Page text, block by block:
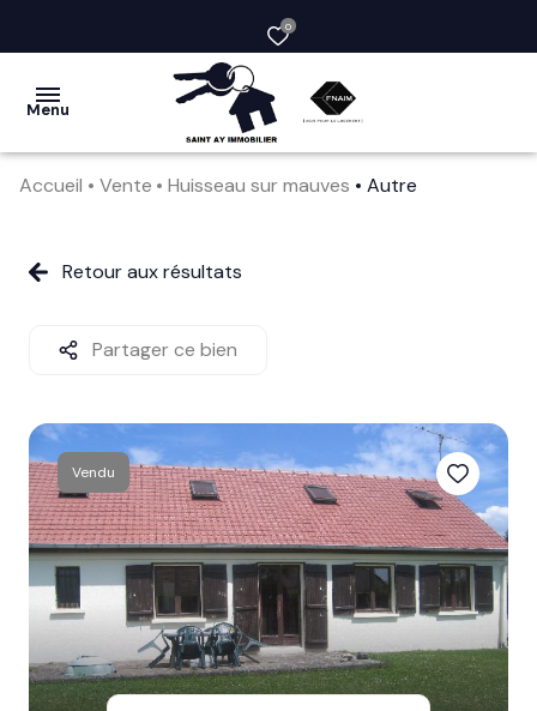
0
Menu
vendre
société
services
avis
clients
contact
Accueil Vente Huisseau sur mauves Autre
Retour aux résultats
Partager ce bien
Vendu